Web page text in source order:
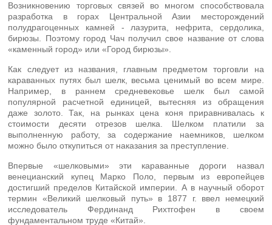
Возникновению торговых связей во многом способствовала
разработка в горах Центральной Азии месторождений
полудрагоценных камней - лазурита, нефрита, сердолика,
бирюзы. Поэтому город Чач получил свое название от слова
«каменный город» или «Город бирюзы».
Как следует из названия, главным предметом торговли на
караванных путях был шелк, весьма ценимый во всем мире.
Например, в раннем средневековье шелк был самой
популярной расчетной единицей, вытесняя из обращения
даже золото. Так, на рынках цена коня приравнивалась к
стоимости десяти отрезов шелка. Шелком платили за
выполненную работу, за содержание наемников, шелком
можно было откупиться от наказания за преступление.
Впервые «шелковыми» эти караванные дороги назвал
венецианский купец Марко Поло, первым из европейцев
достигший пределов Китайской империи. А в научный оборот
термин «Великий шелковый путь» в 1877 г. ввел немецкий
исследователь Фердинанд Рихтгофен в своем
фундаментальном труде «Китай».